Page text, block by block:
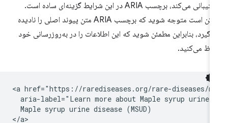
پشتیبانی می‌کند، برچسب ARIA در این شرایط گزینه‌ای ساده است.
ممکن است متوجه شوید که برچسب ARIA متن پیوند اصلی را نادیده
بنابراین مطمئن شوید که این اطلاعات را در به‌روزرسانی خود
می‌کنید.
<a href="https://rarediseases.org/rare-diseases/
aria-label="Learn more about Maple syrup urine
  Maple syrup urine disease (MSUD)